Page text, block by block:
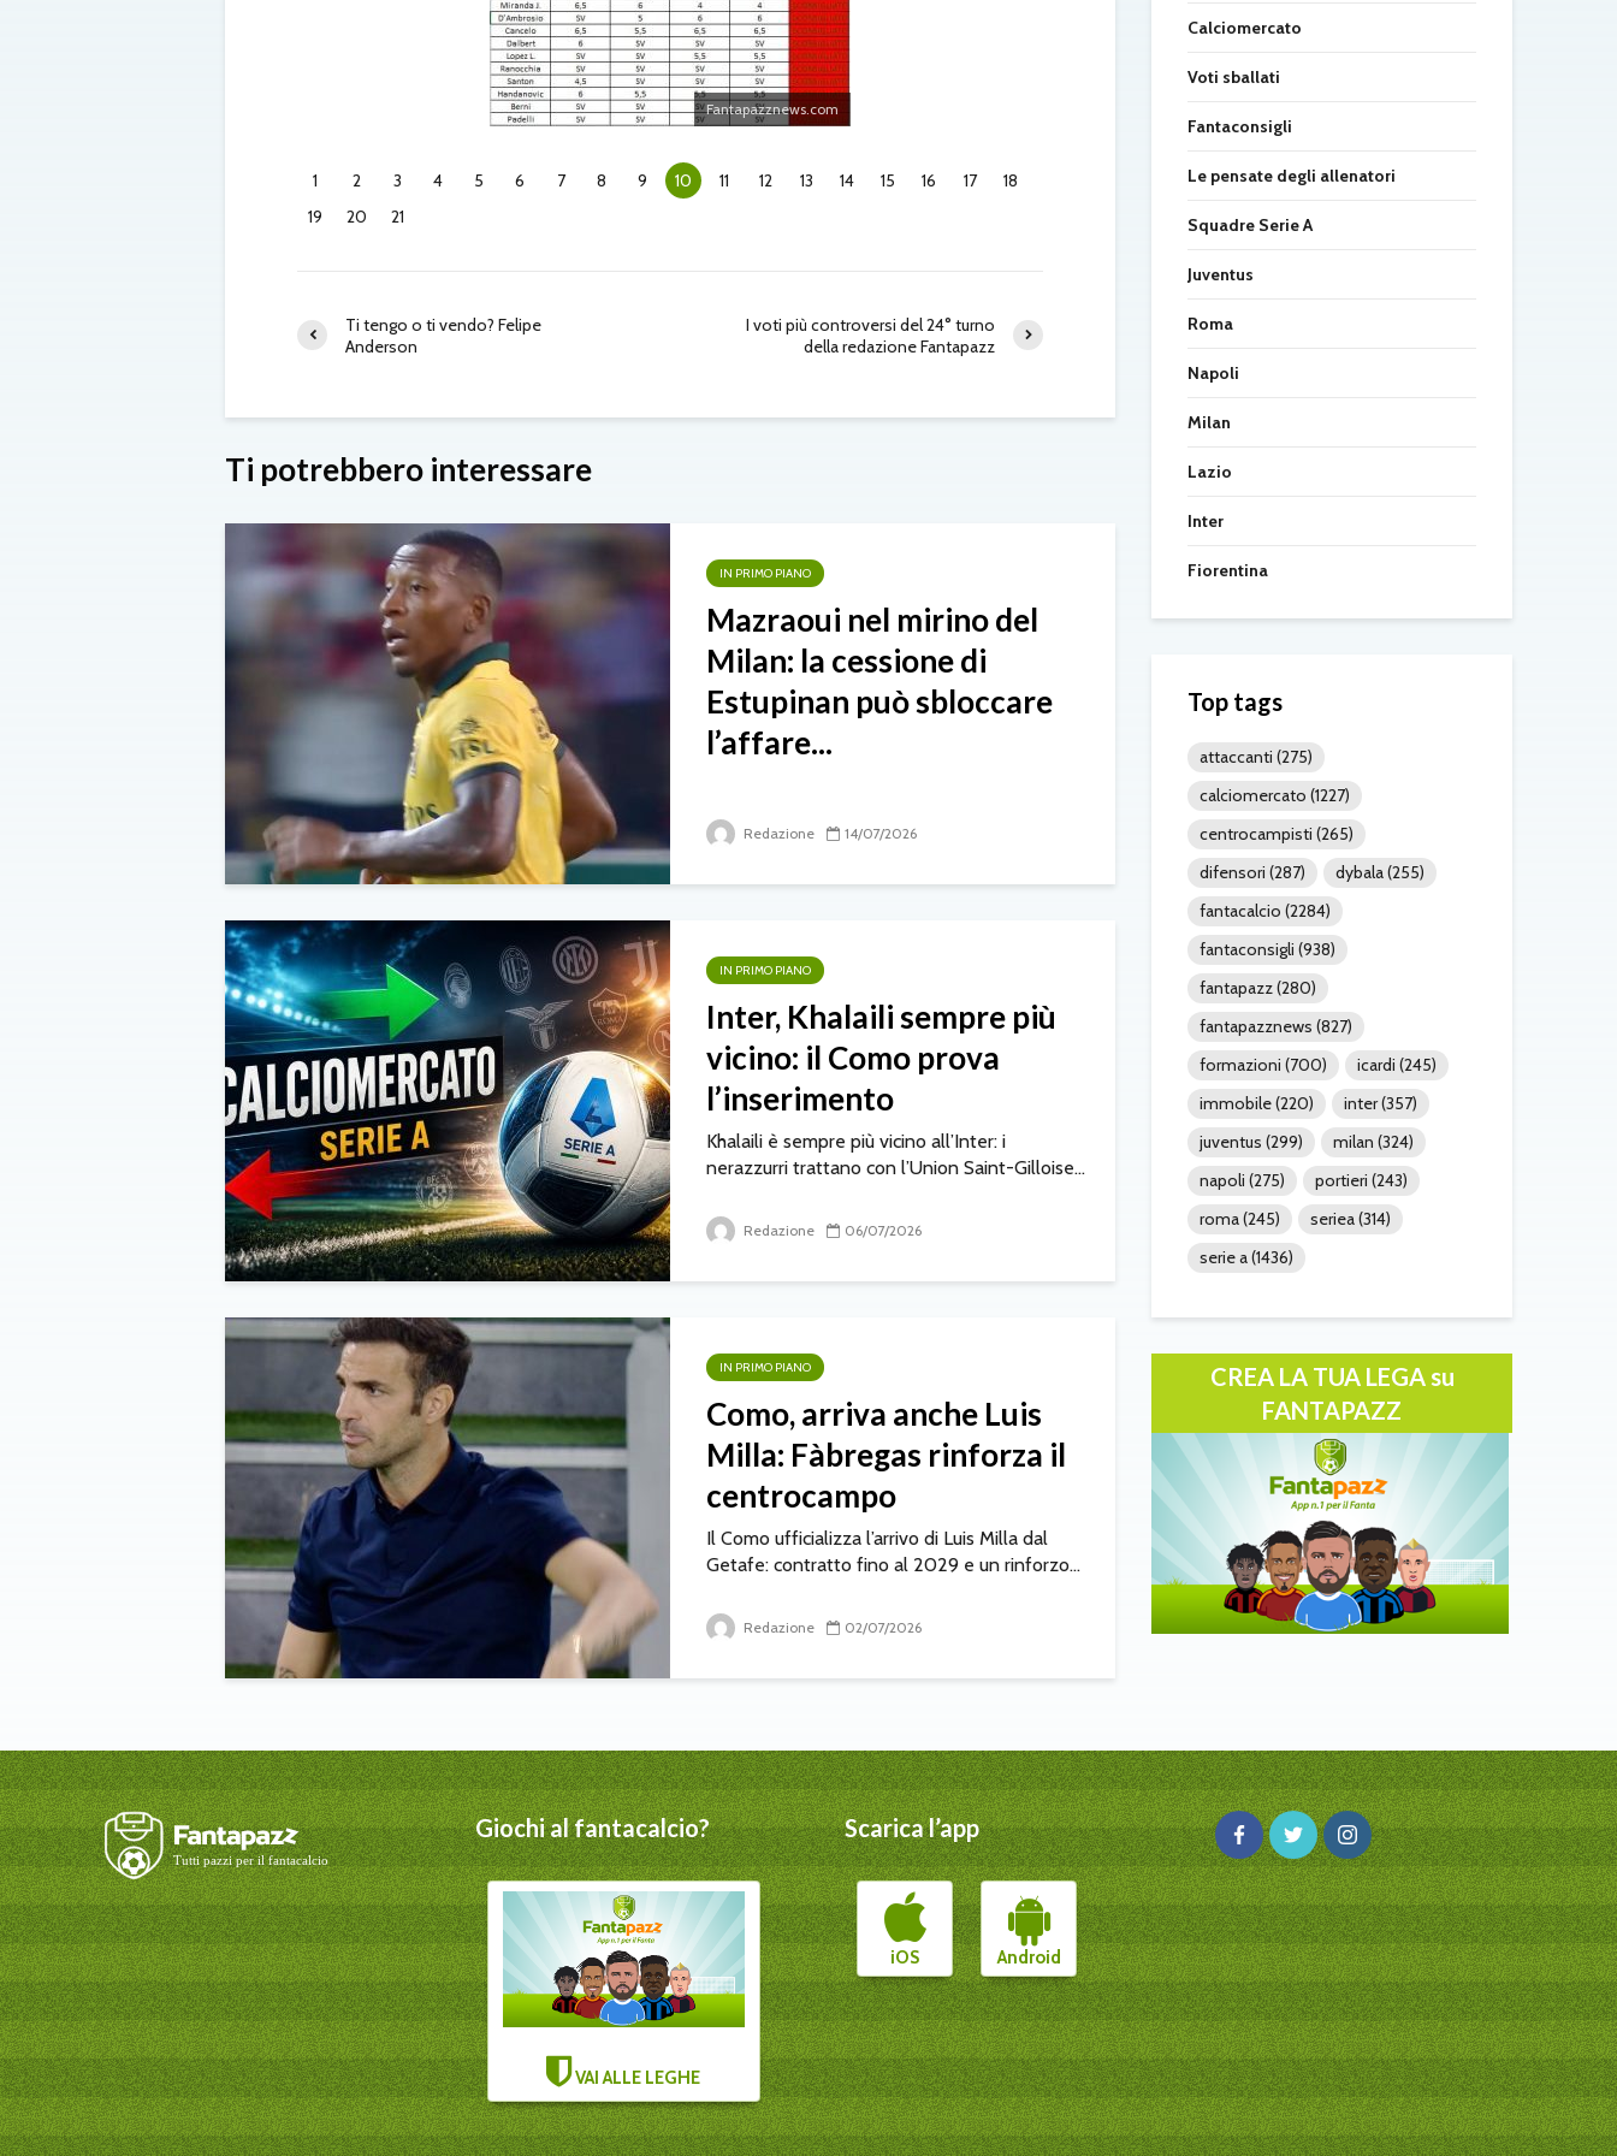
Fantapazznews.com
1 2 3 4 5 6 7 8 9 10 11 12 13 14 15 16 17
18
19
20 21
Ti tengo o ti vendo? Felipe
Anderson
I voti più controversi del 24° turno
della redazione Fantapazz
Ti potrebbero interessare
IN PRIMO PIANO
Mazraoui nel mirino del
Milan: la cessione di
Estupinan può sbloccare
l’affare...
Redazione 14/07/2026
IN PRIMO PIANO
Inter, Khalaili sempre più
vicino: il Como prova
l’inserimento
Khalaili è sempre più vicino all’Inter: i
nerazzurri trattano con l’Union Saint-Gilloise...
Redazione 06/07/2026
IN PRIMO PIANO
Como, arriva anche Luis
Milla: Fàbregas rinforza il
centrocampo
Il Como ufficializza l’arrivo di Luis Milla dal
Getafe: contratto fino al 2029 e un rinforzo...
Redazione 02/07/2026
Calciomercato
Voti sballati
Fantaconsigli
Le pensate degli allenatori
Squadre Serie A
Juventus
Roma
Napoli
Milan
Lazio
Inter
Fiorentina
Top tags
attaccanti (275)
calciomercato (1227)
centrocampisti (265)
difensori (287) dybala(255)
fantacalcio (2284)
fantaconsigli (938)
fantapazz(280)
fantapazznews (827)
formazioni (700) icardi (245)
immobile(220) inter(357)
juventus (299) milan (324)
napoli (275) portieri (243)
roma(245) seriea(314)
serie a(1436)
CREA LA TUA LEGA su
FANTAPAZZ
Giochi al fantacalcio?
VAI ALLE LEGHE
Scarica l’app
iOS Android